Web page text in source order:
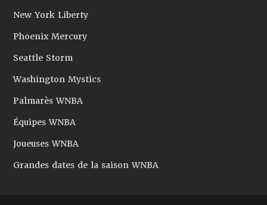
New York Liberty
Phoenix Mercury
Seattle Storm
Washington Mystics
Palmarès WNBA
Équipes WNBA
Joueuses WNBA
Grandes dates de la saison WNBA